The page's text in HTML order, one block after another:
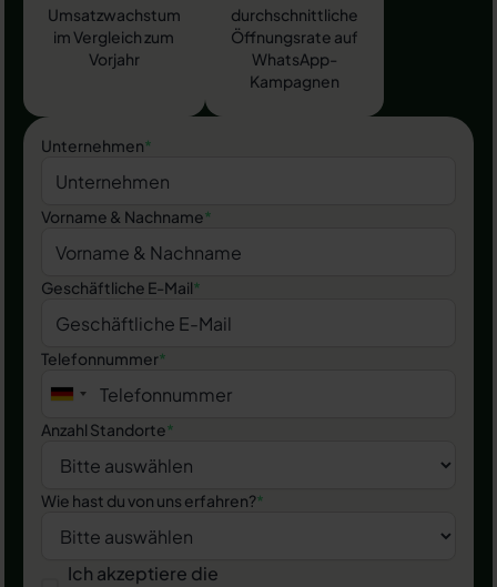
Umsatzwachstum
im Vergleich zum
Vorjahr
durchschnittliche
Öffnungsrate auf
WhatsApp-
Kampagnen
Unternehmen*
Vorname & Nachname*
Geschäftliche E-Mail*
Telefonnummer*
Anzahl Standorte*
Wie hast du von uns erfahren?*
Ich akzeptiere die